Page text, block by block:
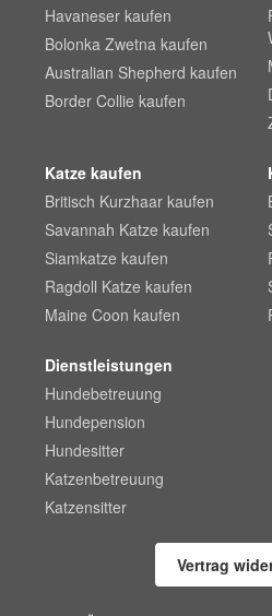
Havaneser kaufen
Bolonka Zwetna kaufen
Australian Shepherd kaufen
Border Collie kaufen
Katze kaufen
Britisch Kurzhaar kaufen
Savannah Katze kaufen
Siamkatze kaufen
Ragdoll Katze kaufen
Maine Coon kaufen
Dienstleistungen
Hundebetreuung
Hundepension
Hundesitter
Katzenbetreuung
Katzensitter
Vertrag